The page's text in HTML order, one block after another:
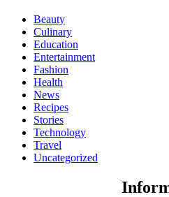
Beauty
Culinary
Education
Entertainment
Fashion
Health
News
Recipes
Stories
Technology
Travel
Uncategorized